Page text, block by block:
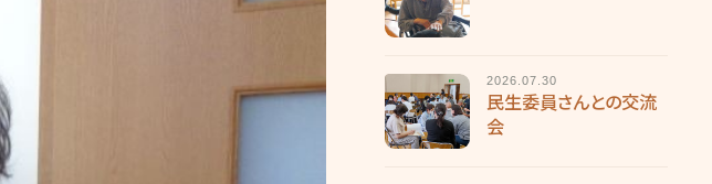
2026.07.30
民生委員さんとの交流
会